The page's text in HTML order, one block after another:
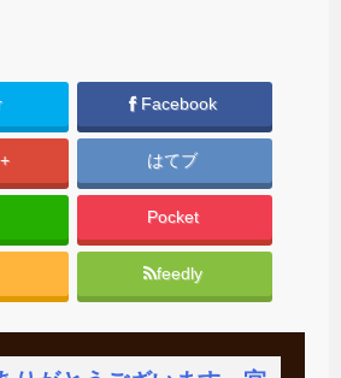
Facebook
はてブ
Pocket
feedly